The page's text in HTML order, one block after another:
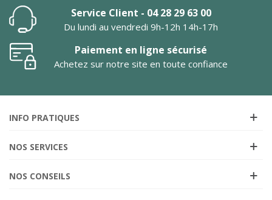
Service Client - 04 28 29 63 00
Du lundi au vendredi 9h-12h 14h-17h
Paiement en ligne sécurisé
Achetez sur notre site en toute confiance
INFO PRATIQUES
NOS SERVICES
NOS CONSEILS